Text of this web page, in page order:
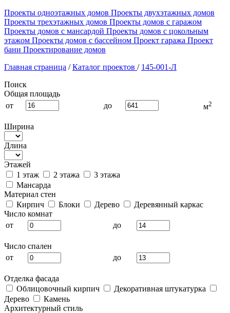
Проекты одноэтажных домов Проекты двухэтажных домов
Проекты трехэтажных домов Проекты домов с гаражом
Проекты домов с мансардой Проекты домов с цокольным
этажом Проекты домов с бассейном Проект гаража Проект
бани Проектирование домов
Главная страница / Каталог проектов / 145-001-Л
Поиск
Общая площадь
от
до м2
Ширина
Длина
Этажей
1 этаж
2 этажа
3 этажа
Мансарда
Материал стен
Кирпич
Блоки Дерево
Деревянный каркас
Число комнат
от
до
Число спален
от
до
Отделка фасада
Облицовочный кирпич
Декоративная штукатурка
Дерево
Камень
Архитектурный стиль